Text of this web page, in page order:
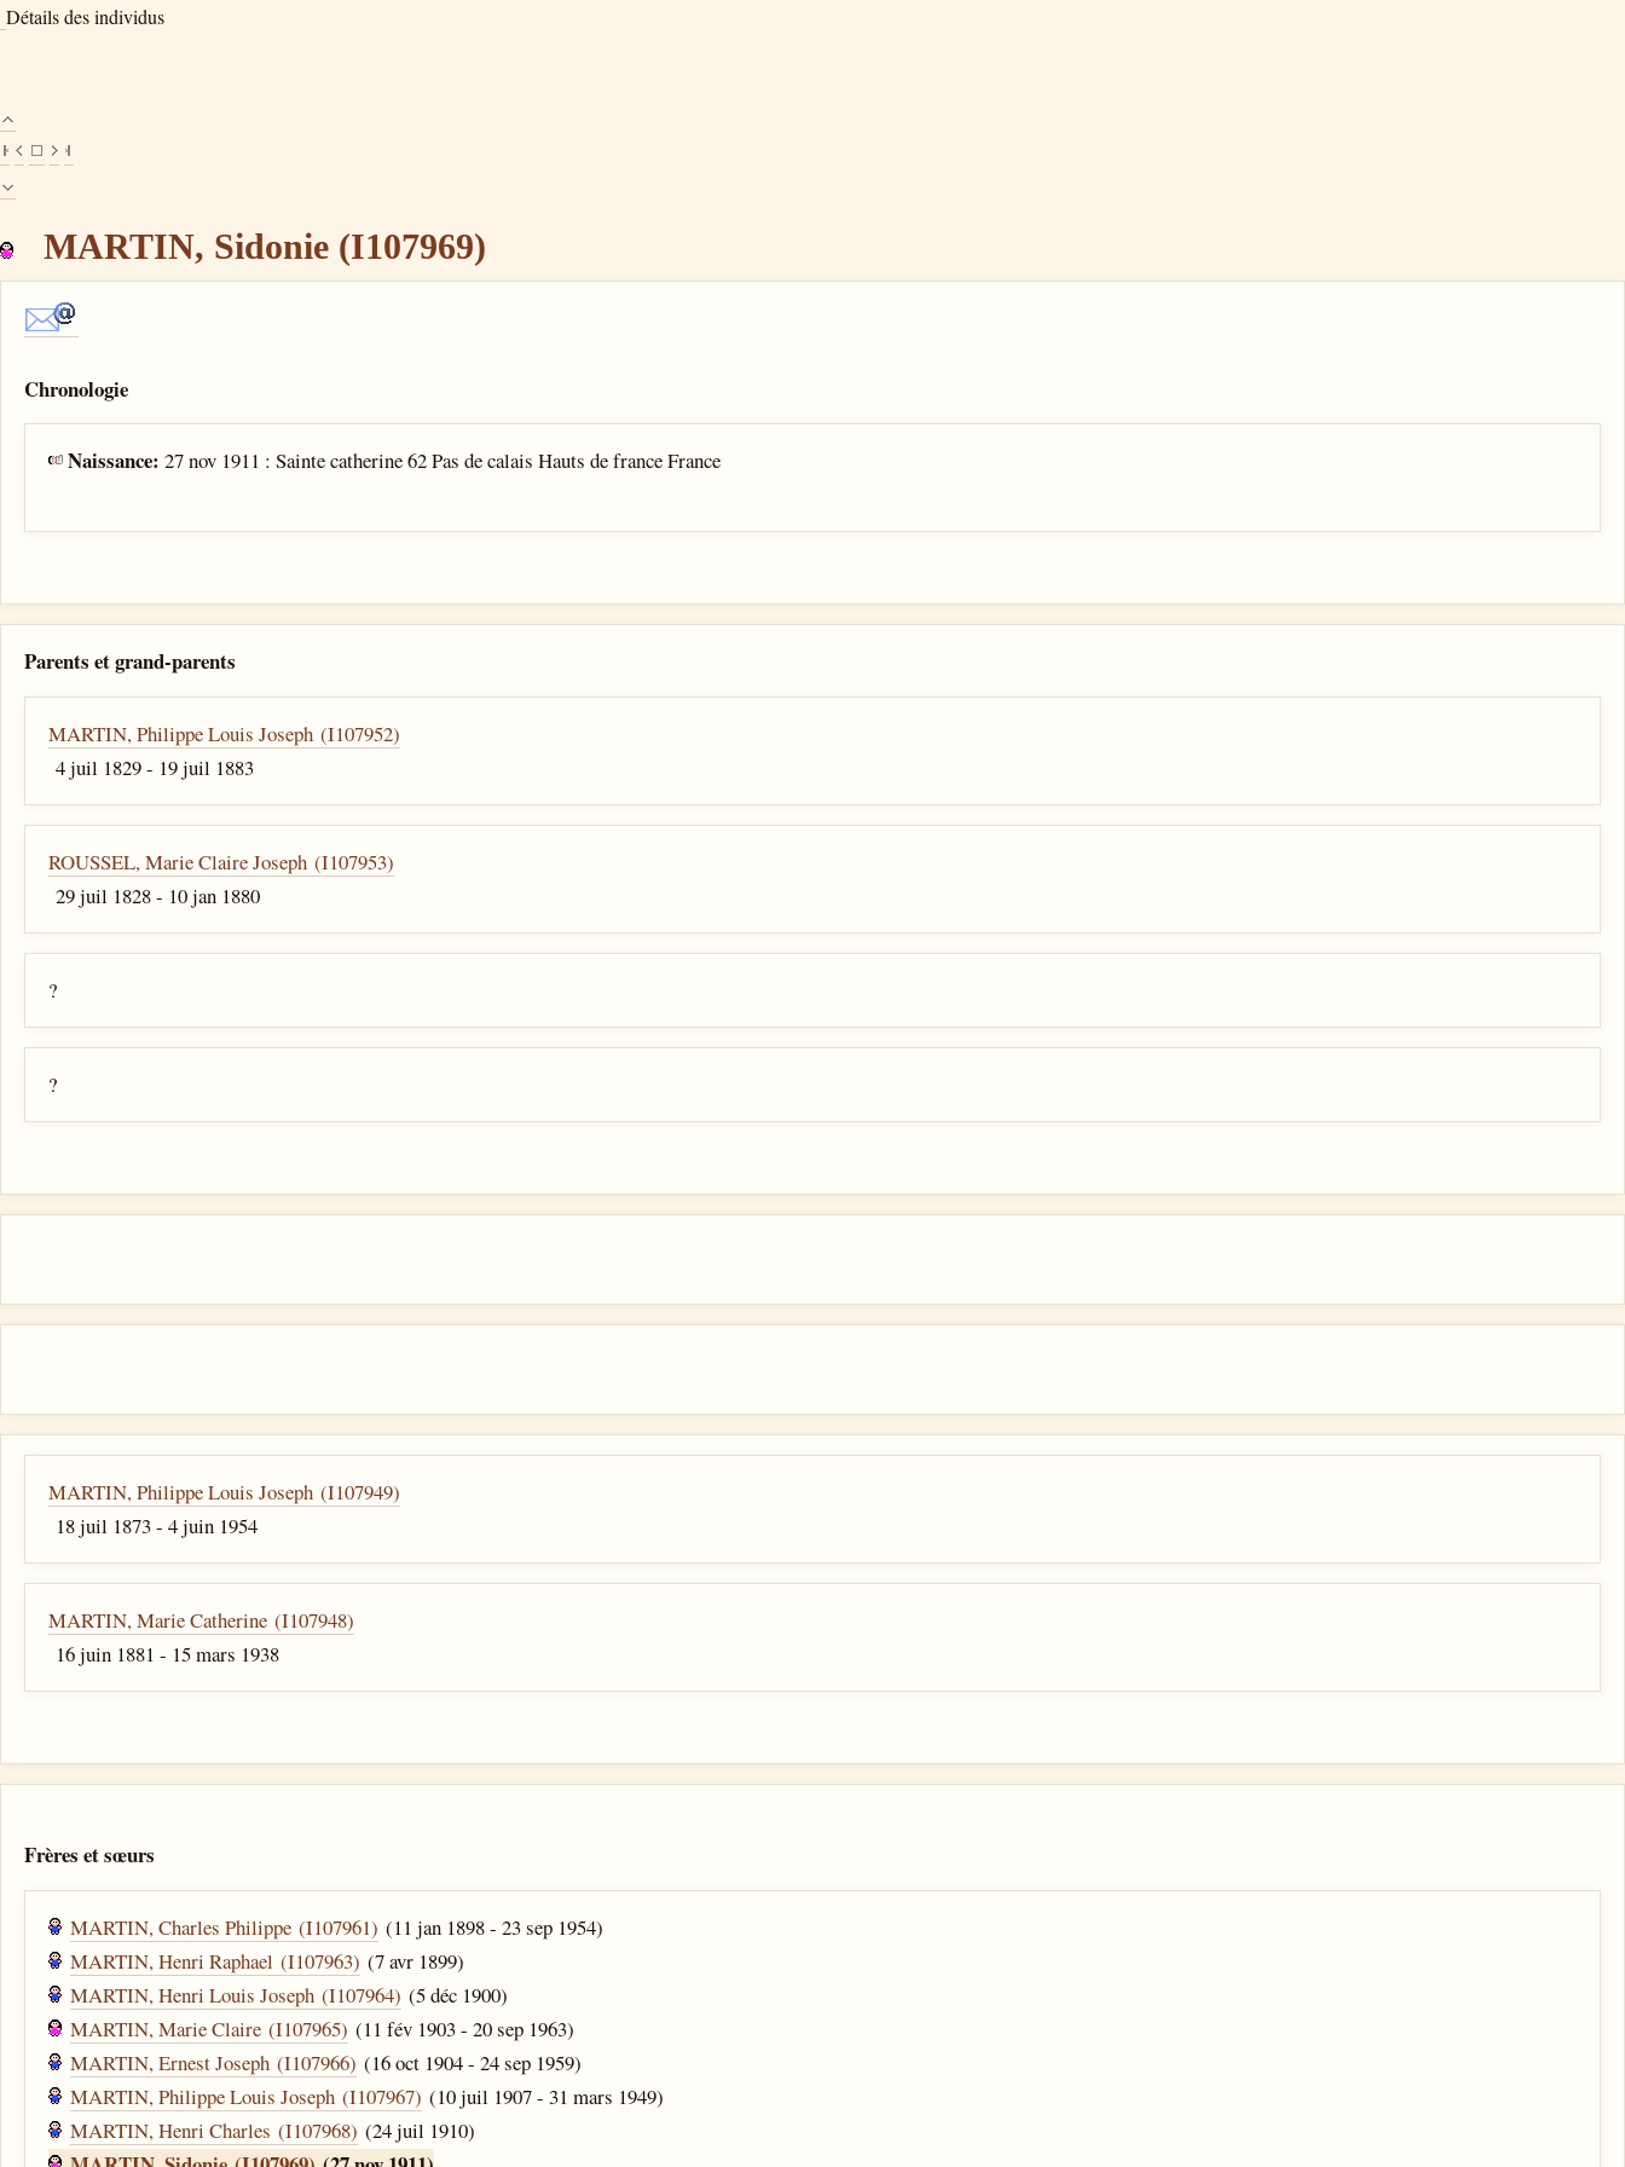
Détails des individus
MARTIN, Sidonie (I107969)
Chronologie
Naissance:27 nov 1911 : Sainte catherine 62 Pas de calais Hauts de france France
Parents et grand-parents
MARTIN, Philippe Louis Joseph (I107952)
4 juil 1829 - 19 juil 1883
ROUSSEL, Marie Claire Joseph (I107953)
29 juil 1828 - 10 jan 1880
?
?
MARTIN, Philippe Louis Joseph (I107949)
18 juil 1873 - 4 juin 1954
MARTIN, Marie Catherine (I107948)
16 juin 1881 - 15 mars 1938
Frères et sœurs
MARTIN, Charles Philippe (I107961) (11 jan 1898 - 23 sep 1954)
MARTIN, Henri Raphael (I107963) (7 avr 1899)
MARTIN, Henri Louis Joseph (I107964) (5 déc 1900)
MARTIN, Marie Claire (I107965) (11 fév 1903 - 20 sep 1963)
MARTIN, Ernest Joseph (I107966) (16 oct 1904 - 24 sep 1959)
MARTIN, Philippe Louis Joseph (I107967) (10 juil 1907 - 31 mars 1949)
MARTIN, Henri Charles (I107968) (24 juil 1910)